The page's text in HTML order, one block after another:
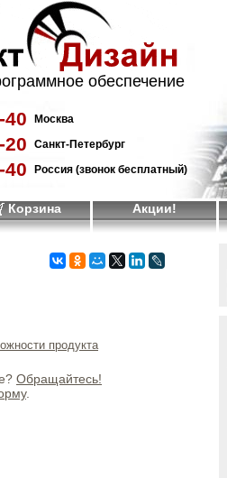
обеспечение
40 Москва
20 Санкт-Петербург
40 Россия (звонок бесплатный)
Корзина Акции!
продукта
Обращайтесь!
.